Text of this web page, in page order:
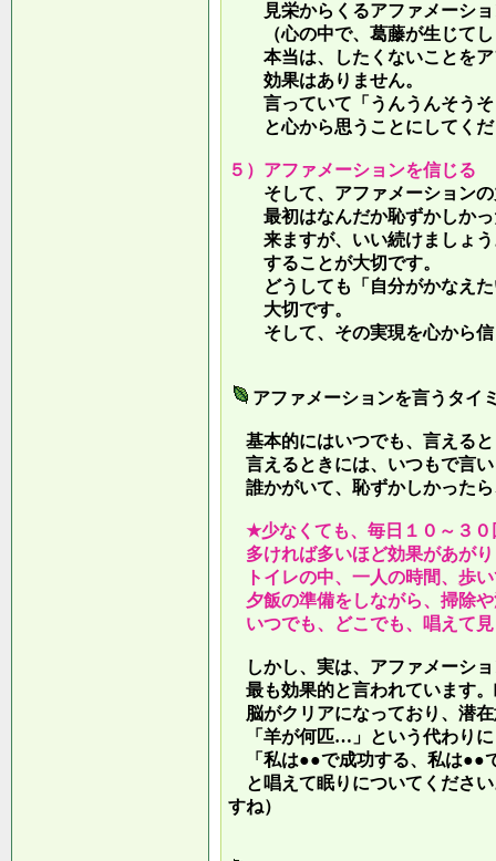
見栄からくるアファメーショ
（心の中で、葛藤が生じてし
本当は、したくないことをア
効果はありません。
言っていて 「うんうんそう
と心から思うことにしてくだ
５）アファメーションを信じる
そして、アファメーションの
最初はなんだか恥ずかしかっ
来ますが、いい続けましょう
することが大切です。
どうしても「自分がかなえた
大切です。
そして、その実現を心から信
アファメーションを言うタイ
基本的にはいつでも、言える
言えるときには、いつもで言
誰かがいて、恥ずかしかった
★少なくても、毎日１０～３０
多ければ多いほど効果があが
トイレの中、一人の時間、歩
夕飯の準備をしながら、掃除
いつでも、どこでも、唱えて
しかし、実は、アファメーシ
最も効果的と言われています
脳がクリアになっており、潜
「羊が何匹…」という代わりに
「私は●●で成功する、私は●●
と唱えて眠りについてくださ
すね）